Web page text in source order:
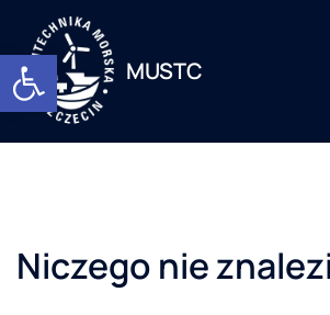
Otwórz pasek
MUSTC
Niczego nie